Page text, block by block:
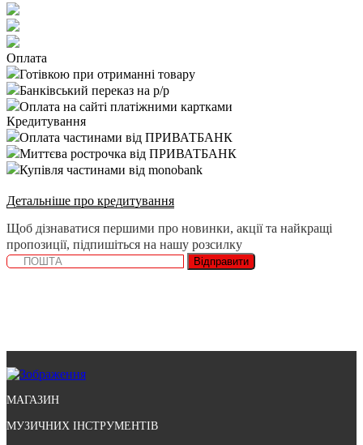
Оплата
Готівкою при отриманні товару
Банківський переказ на р/р
Оплата на сайті платіжними картками
Кредитування
Оплата частинами від ПРИВАТБАНК
Миттєва рострочка від ПРИВАТБАНК
Купівля частинами від monobank
Детальніше про кредитування
Щоб дізнаватися першими про новинки, акції та найкращі
пропозиції, підпишіться на нашу розсилку
Відправити
МАГАЗИН
МУЗИЧНИХ ІНСТРУМЕНТІВ